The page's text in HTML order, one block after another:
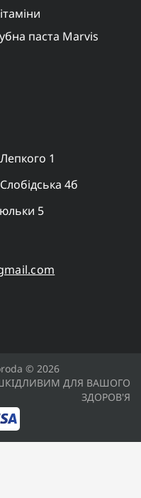
паста Marvis
1
4б
5
© 2026
ДЛЯ ВАШОГО
ЗДОРОВ'Я